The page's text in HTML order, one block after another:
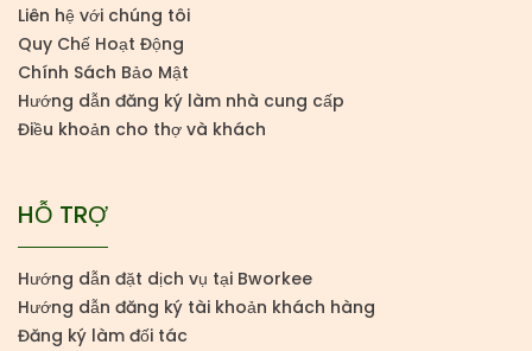
Liên hệ với chúng tôi
Quy Chế Hoạt Động
Chính Sách Bảo Mật
Hướng dẫn đăng ký làm nhà cung cấp
Điều khoản cho thợ và khách
HỖ TRỢ
Hướng dẫn đặt dịch vụ tại Bworkee
Hướng dẫn đăng ký tài khoản khách hàng
Đăng ký làm đối tác